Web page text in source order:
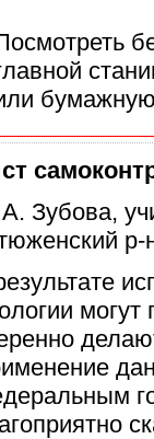
Зубова,
р-
могут